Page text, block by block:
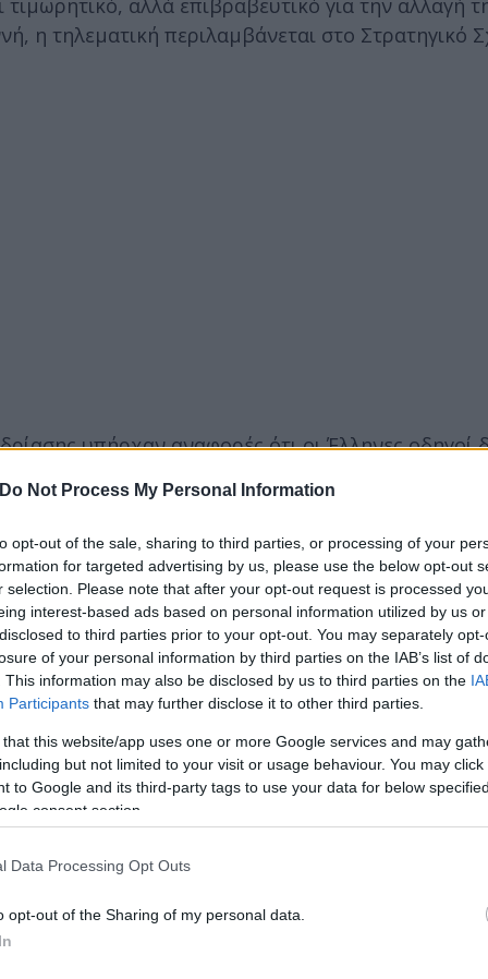
Do Not Process My Personal Information
opt-out of the sale, sharing to third parties, or processing of your
for targeted advertising by us, please use the below opt-out
selection. Please note that after your opt-out request is processed
interest-based ads based on personal information utilized by us
to third parties prior to your opt-out. You may separately
of your personal information by third parties on the IAB’s list of
This information may also be disclosed by us to third parties on the
Participants that may further disclose it to other third parties.
that this website/app uses one or more Google services and may
but not limited to your visit or usage behaviour. You may
to Google and its third-party tags to use your data for below
consent section.
Data Processing Opt Outs
opt-out of the Sharing of my personal data.
αλλά επιβραβευτικό για την αλλαγή
η τηλεματική περιλαμβάνεται στο Στρατηγικό
υπήρχαν αναφορές ότι οι Έλληνες οδηγοί
υπάρχει ανάγκη για εκπαίδευση των οδηγών
και οικονομικά βιώσιμη λύση για την
βασίζεται στην αξιολόγηση
μέσω Τεχνητής Νοημοσύνης, και εστιάζει
την ανάγκη για εκπαίδευση που
(gamification), επιβράβευσης και